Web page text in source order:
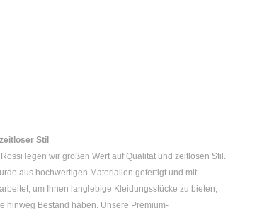
Stil
legen wir großen Wert auf Qualität und zeitlosen Stil.
aus hochwertigen Materialien gefertigt und mit
um Ihnen langlebige Kleidungsstücke zu bieten,
hinweg Bestand haben. Unsere Premium-